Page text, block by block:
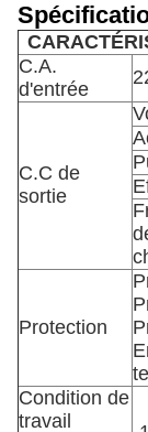
C.A.
d'entrée
C.C de
sortie
Protection
Condition de
travail